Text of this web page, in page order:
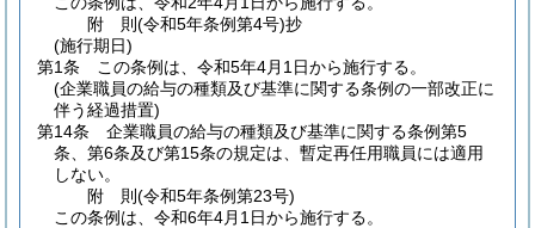
附 則(令和5年条例第4号)抄
(施行期日)
第1条
この条例は、令和5年4月1日から施行する。
(企業職員の給与の種類及び基準に関する条例の一部改正に
伴う経過措置)
第14条
企業職員の給与の種類及び基準に関する条例第5
条、第6条及び第15条の規定は、暫定再任用職員には適用
しない。
附 則(令和5年条例第23号)
この条例は、令和6年4月1日から施行する。